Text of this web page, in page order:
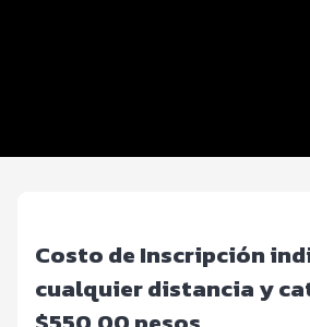
Costo de Inscripción
cualquier distancia y